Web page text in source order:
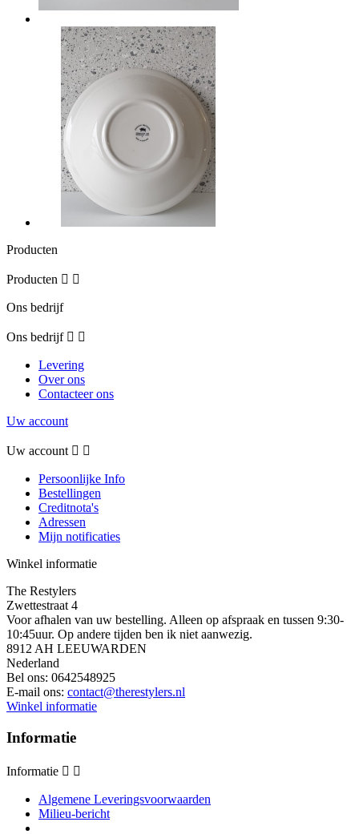
Producten
Producten  
Ons bedrijf
Ons bedrijf  
Levering
Over ons
Contacteer ons
Uw account
Uw account  
Persoonlijke Info
Bestellingen
Creditnota's
Adressen
Mijn notificaties
Winkel informatie
The Restylers
Zwettestraat 4
Voor afhalen van uw bestelling. Alleen op afspraak en tussen 9:30-
10:45uur. Op andere tijden ben ik niet aanwezig.
8912 AH LEEUWARDEN
Nederland
Bel ons: 0642548925
E-mail ons: contact@therestylers.nl
Winkel informatie
Informatie
Informatie  
Algemene Leveringsvoorwaarden
Milieu-bericht